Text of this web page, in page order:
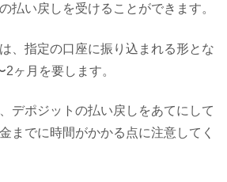
払い戻しを受けることができます。
、指定の口座に振り込まれる形とな
ヶ月を要します。
デポジットの払い戻しをあてにして
までに時間がかかる点に注意してく